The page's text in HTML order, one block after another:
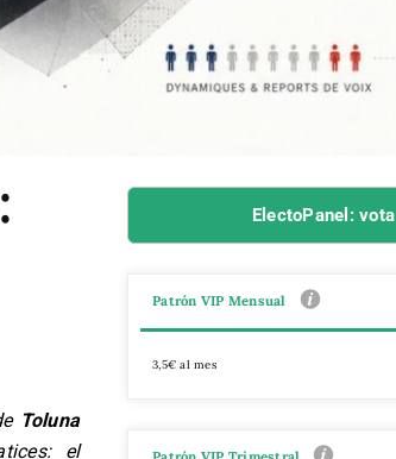
Toluna
el
ElectoPanel: vota
Patrón VIP Mensual
3,5€ al mes